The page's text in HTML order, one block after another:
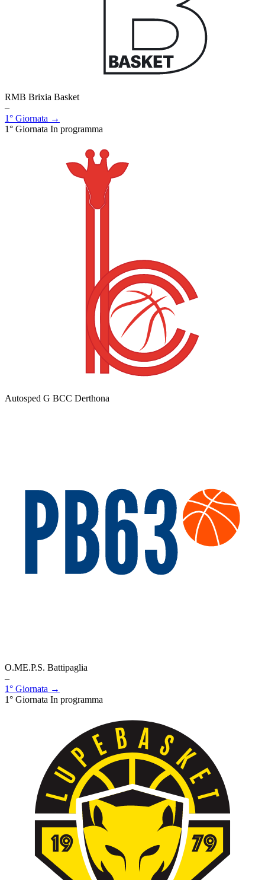
RMB Brixia Basket
–
1° Giornata →
1° Giornata In programma
Autosped G BCC Derthona
O.ME.P.S. Battipaglia
–
1° Giornata →
1° Giornata In programma